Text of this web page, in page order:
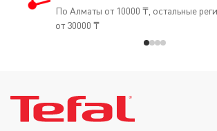
По Алматы от 10000 ₸, остальные
от 30000 ₸